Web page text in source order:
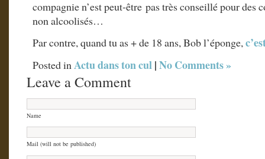
compagnie n’est peut-être pas très conseillé pour des
non alcoolisés…
Par contre, quand tu as + de 18 ans, Bob l’éponge,
Posted inActu dans ton cul|No Comments »
Leave a Comment
Name
Mail (will not be published)